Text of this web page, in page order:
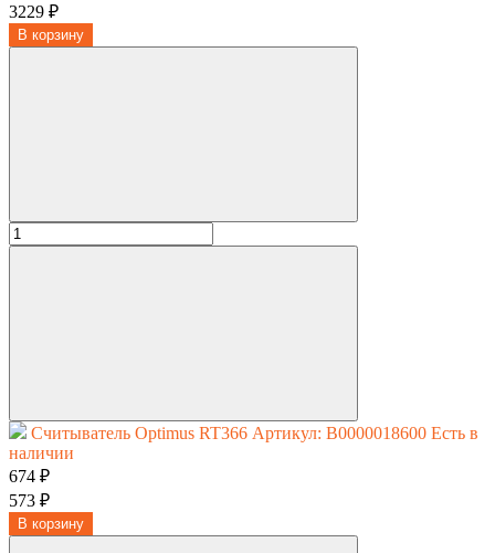
3229 ₽
В корзину
Считыватель Optimus RT366 Артикул: В0000018600 Есть в
наличии
674 ₽
573 ₽
В корзину